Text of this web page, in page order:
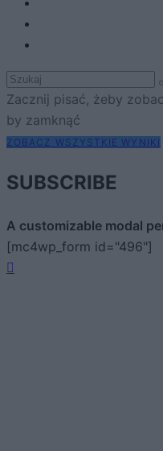
Zacznij pisać, żeby
by zamknąć
ZOBACZ WSZYSTKIE WYNIKI
SUBSCRIBE
A customizable modal
[mc4wp_form id="496"]